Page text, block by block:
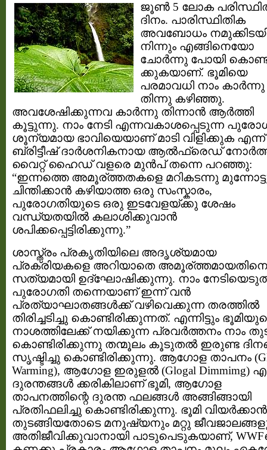
ജൂണ്‍ 5 ലോക
ദിനം. പാരിസ്ഥിതിക
അവബോധം
നിന്നും എങ്ങിനെയോ
ചോര്‍ന്നു പോയി
ക്കുകയാണ്. ഭൂമിയെ
പരമാവധി നാം കാര്‍ന്നു
തിന്നു കഴിഞ്ഞു.
അവശേഷിക്കുന്നവ കാര്‍ന്നു തിന്നാന്‍ ആര്‍ത്തി
കൂട്ടുന്നു. നാം നേടി എന്നവകാശപ്പെടുന്ന
ശൂന്യമായ ഭാവിയെയാണ് മാടി വിളിക്കുക എന്ന്
ബ്രിട്ടീഷ്‌ ദാര്‍ശനികനായ ആല്‍ഫ്രെഡ്
വൈറ്റ്‌ ഹൈഡ്‌ വളരെ മുന്‍പ്‌ തന്നെ പറഞ്ഞു:
“ഇന്നത്തെ അമൂര്ത്തതകളെ മറികടന്നു
ചിന്തിക്കാന്‍ കഴിയാത്ത ഒരു സംസ്കാരം,
പുരോഗതിയുടെ ഒരു ഇടവേളയ്ക്കു ശേഷം
വന്ധ്യതയില്‍ കലാശിക്കുവാന്‍
ശപിക്കപ്പെട്ടിരിക്കുന്നു.”
ശാസ്ത്രം പ്രകൃതിയിലെ അദൃശ്യമായ
പ്രക്രിയകളെ അറിയാതെ അമൂര്ത്തമായതിനെ
സത്യമായി ഉദ്ഘോഷിക്കുന്നു. നാം
പുരോഗതി തന്നെയാണ് ഇന്ന് വന്‍
പ്രത്യാഘാതങ്ങള്‍ക്ക് വഴിവെക്കുന്ന തരത്തില്‍
തിരിച്ചടിച്ചു കൊണ്ടിരിക്കുന്നത്. എന്നിട്ടും
നാശത്തിലേക്ക് നയിക്കുന്ന പ്രവര്‍ത്തനം നാം
കൊണ്ടിരിക്കുന്നു തന്മൂലം കൂടുതല്‍ ഇരുണ്ട
സൃഷ്ടിച്ചു കൊണ്ടിരിക്കുന്നു. ആഗോള താപനം
Warming), ആഗോള ഇരുളല്‍ (Glogal Dimmimg)
ദുരന്തങ്ങള്‍ ക്കരികിലാണ് ഭൂമി, ആഗോള
താപനത്തിന്റെ ദുരന്ത ഫലങ്ങള്‍ അങ്ങിങ്ങായി
പ്രതിഫലിച്ചു കൊണ്ടിരിക്കുന്നു. ഭൂമി വിയര്‍ക്കാന്‍
തുടങ്ങിയതോടെ മനുഷ്യനും മറ്റു
അതിജീവിക്കുവാനായി പാടുപെടുകയാണ്,